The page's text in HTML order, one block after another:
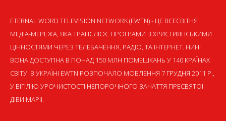
ETERNAL WORD TELEVISION NETWORK (EWTN) - ЦЕ ВСЕСВІТНЯ
МЕДІА-МЕРЕЖА, ЯКА ТРАНСЛЮЄ ПРОГРАМИ З ХРИСТИЯНСЬКИМИ
ЦІННОСТЯМИ ЧЕРЕЗ ТЕЛЕБАЧЕННЯ, РАДІО, ТА ІНТЕРНЕТ. НИНІ
ВОНА ДОСТУПНА В ПОНАД 150 МЛН ПОМЕШКАНЬ У 140 КРАЇНАХ
СВІТУ. В УКРАЇНІ EWTN РОЗПОЧАЛО МОВЛЕННЯ 7 ГРУДНЯ 2011 Р.,
У ВІГІЛІЮ УРОЧИСТОСТІ НЕПОРОЧНОГО ЗАЧАТТЯ ПРЕСВЯТОЇ
ДІВИ МАРІЇ.